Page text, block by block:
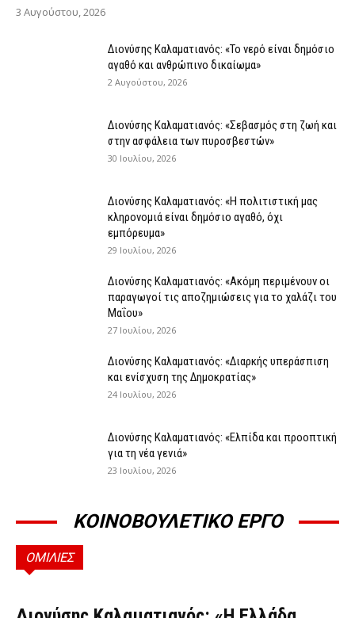
3 Αυγούστου, 2026
Διονύσης Καλαματιανός: «Το νερό είναι δημόσιο
αγαθό και ανθρώπινο δικαίωμα»
2 Αυγούστου, 2026
Διονύσης Καλαματιανός: «Σεβασμός στη ζωή και
στην ασφάλεια των πυροσβεστών»
30 Ιουλίου, 2026
Διονύσης Καλαματιανός: «Η πολιτιστική μας
κληρονομιά είναι δημόσιο αγαθό, όχι
εμπόρευμα»
29 Ιουλίου, 2026
Διονύσης Καλαματιανός: «Ακόμη περιμένουν οι
παραγωγοί τις αποζημιώσεις για το χαλάζι του
Μαΐου»
27 Ιουλίου, 2026
Διονύσης Καλαματιανός: «Διαρκής υπεράσπιση
και ενίσχυση της Δημοκρατίας»
24 Ιουλίου, 2026
Διονύσης Καλαματιανός: «Ελπίδα και προοπτική
για τη νέα γενιά»
23 Ιουλίου, 2026
ΚΟΙΝΟΒΟΥΛΕΤΙΚΟ ΕΡΓΟ
ΟΜΙΛΙΕΣ
ΟΜΙΛΊΕΣ